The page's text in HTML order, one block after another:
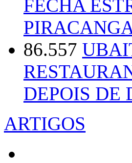
FECHA
86.557
DEPOIS DE
ARTIGOS